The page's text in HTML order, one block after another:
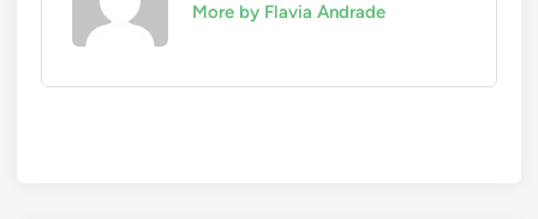
More by Flavia Andrade